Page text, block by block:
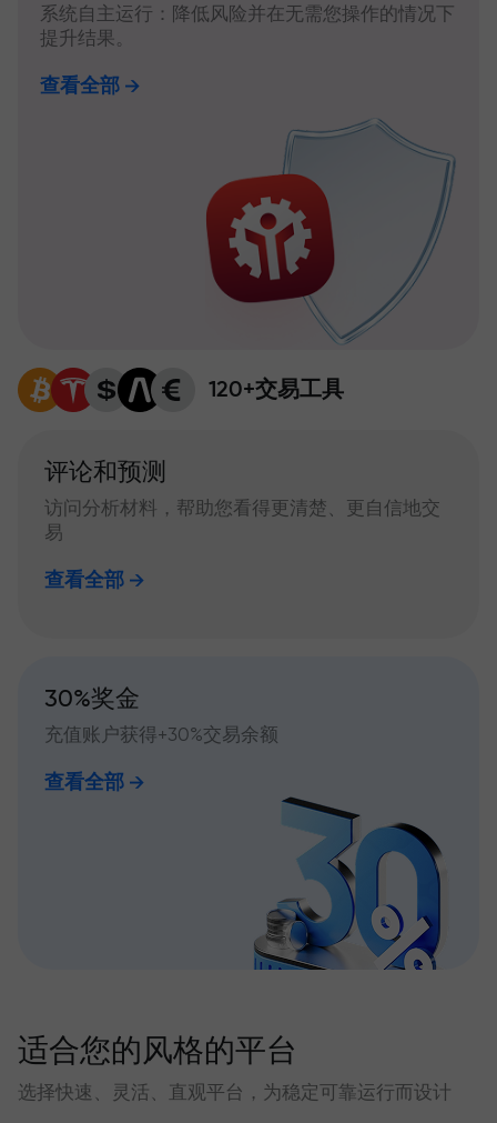
系统自主运行：降低风险并在无需您操作的情况下
提升结果。
查看全部
120+交易工具
评论和预测
访问分析材料，帮助您看得更清楚、更自信地交
易
查看全部
30%奖金
充值账户获得+30%交易余额
查看全部
适合您的风格的平台
选择快速、灵活、直观平台，为稳定可靠运行而设计